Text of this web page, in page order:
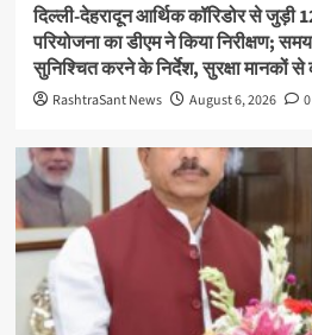
दिल्ली-देहरादून आर्थिक कॉरिडोर से जुड़ी
परियोजना का डीएम ने किया निरीक्षण;
सुनिश्चित करने के निर्देश, सुरक्षा मानकों से
RashtraSant News August 6, 2026 0